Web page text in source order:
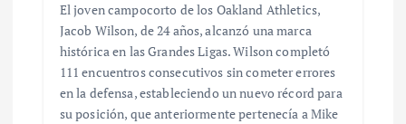
El joven campocorto de los Oakland Athletics,
Jacob Wilson, de 24 años, alcanzó una marca
histórica en las Grandes Ligas. Wilson completó
111 encuentros consecutivos sin cometer errores
en la defensa, estableciendo un nuevo récord para
su posición, que anteriormente pertenecía a Mike